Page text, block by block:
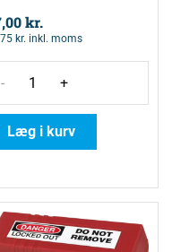
kr.
kr. inkl. moms
- +
Læg i kurv